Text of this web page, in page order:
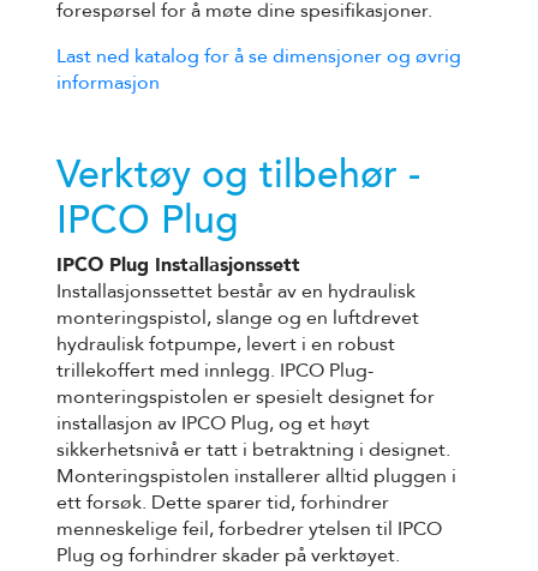
forespørsel for å møte dine spesifikasjoner.
Last ned katalog for å se dimensjoner og øvrig
informasjon
Verktøy og tilbehør -
IPCO Plug
IPCO Plug Installasjonssett
Installasjonssettet består av en hydraulisk
monteringspistol, slange og en luftdrevet
hydraulisk fotpumpe, levert i en robust
trillekoffert med innlegg. IPCO Plug-
monteringspistolen er spesielt designet for
installasjon av IPCO Plug, og et høyt
sikkerhetsnivå er tatt i betraktning i designet.
Monteringspistolen installerer alltid pluggen i
ett forsøk. Dette sparer tid, forhindrer
menneskelige feil, forbedrer ytelsen til IPCO
Plug og forhindrer skader på verktøyet.